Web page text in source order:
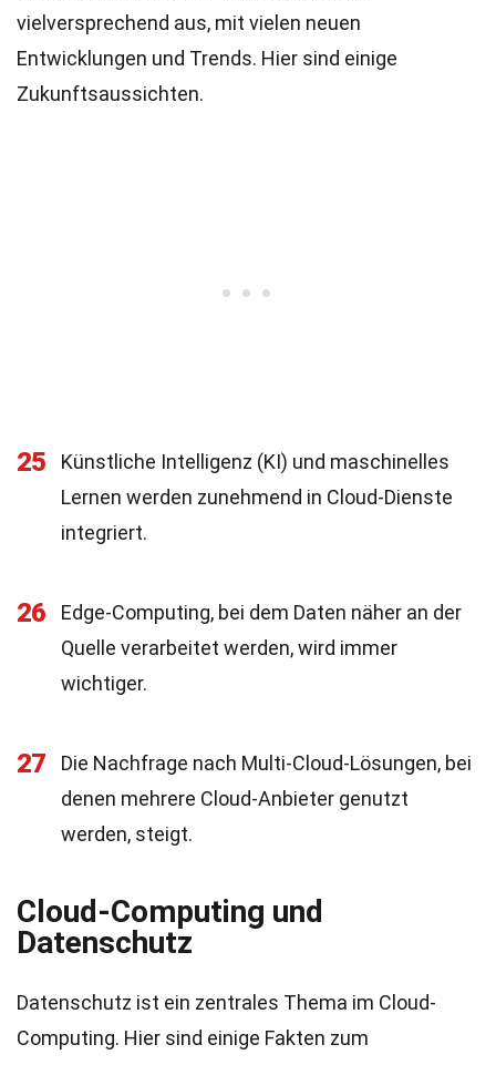
vielversprechend aus, mit vielen neuen
Entwicklungen und Trends. Hier sind einige
Zukunftsaussichten.
25
Künstliche Intelligenz (KI) und maschinelles
Lernen werden zunehmend in Cloud-Dienste
integriert.
26
Edge-Computing, bei dem Daten näher an der
Quelle verarbeitet werden, wird immer
wichtiger.
27
Die Nachfrage nach Multi-Cloud-Lösungen, bei
denen mehrere Cloud-Anbieter genutzt
werden, steigt.
Cloud-Computing und
Datenschutz
Datenschutz ist ein zentrales Thema im Cloud-
Computing. Hier sind einige Fakten zum